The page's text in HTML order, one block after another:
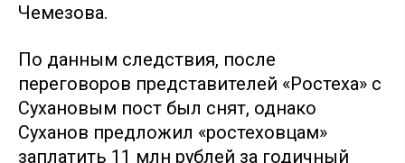
Чемезова.
По данным следствия, после
переговоров представителей «Ростеха» с
Сухановым пост был снят, однако
Суханов предложил «ростеховцам»
заплатить 11 млн рублей за годичный